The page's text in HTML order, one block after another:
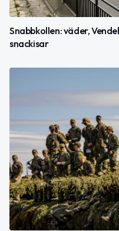
Snabbkollen: väder,
snackisar